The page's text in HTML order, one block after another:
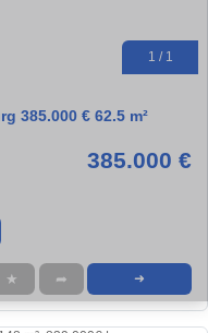
1 / 1
385.000 € 62.5 m²
385.000 €
★ ➦ ➜